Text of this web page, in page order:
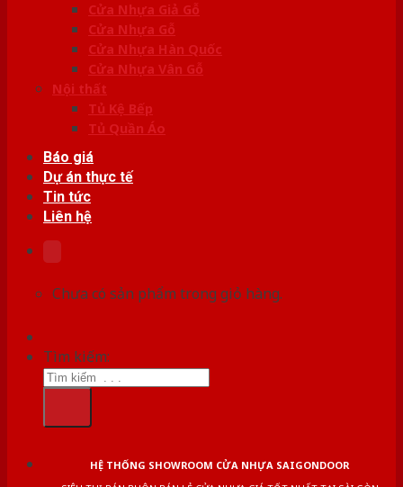
Cửa Nhựa Giả Gỗ
Cửa Nhựa Gỗ
Cửa Nhựa Hàn Quốc
Cửa Nhựa Vân Gỗ
Nội thất
Tủ Kệ Bếp
Tủ Quần Áo
Báo giá
Dự án thực tế
Tin tức
Liên hệ
Chưa có sản phẩm trong giỏ hàng.
Tìm kiếm:
HỆ THỐNG SHOWROOM CỬA NHỰA SAIGONDOOR